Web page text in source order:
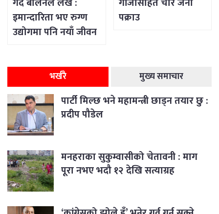
इमान्दारिता भए रुग्ण
उद्योगमा पनि नयाँ जीवन
पक्राउ
भर्खरै मुख्य समाचार
पार्टी मिल्छ भने महामन्त्री छाड्न तयार छु :
प्रदीप पौडेल
मनहराका सुकुम्वासीको चेतावनी : माग
पूरा नभए भदौ १२ देखि सत्याग्रह